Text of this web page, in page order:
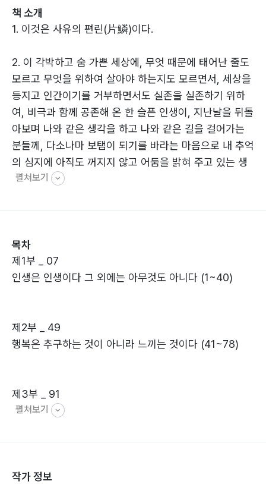
책 소개
1. 이것은 사유의 편린(片鱗)이다.
2. 이 각박하고 숨 가쁜 세상에, 무엇 때문에 태어난 줄도
모르고 무엇을 위하여 살아야 하는지도 모르면서, 세상을
등지고 인간이기를 거부하면서도 실존을 실존하기 위하
여, 비극과 함께 공존해 온 한 슬픈 인생이, 지난날을 뒤돌
아보며 나와 같은 생각을 하고 나와 같은 길을 걸어가는
분들께, 다소나마 보탬이 되기를 바라는 마음으로 내 추억
의 심지에 아직도 꺼지지 않고 어둠을 밝혀 주고 있는 생
각의 파편(破片)들을 추려 모아, 부끄러움을 무릅쓰고 이
현하려고 노력했다. 하지만 부득불 어려운 어휘를 쓰지 않
으면 안 되게 될 때는 한자(漢字)를 병치(竝置)했다.
펼쳐보기
목차
제1부 _ 07
인생은 인생이다 그 외에는 아무것도 아니다 (1~40)
제2부 _ 49
행복은 추구하는 것이 아니라 느끼는 것이다 (41~78)
제3부 _ 91
사랑은 모닥불이다 (79~97)
시(詩)는 고통나무에서 피어나는 불꽃이다 (98~131)
펼쳐보기
작가 정보